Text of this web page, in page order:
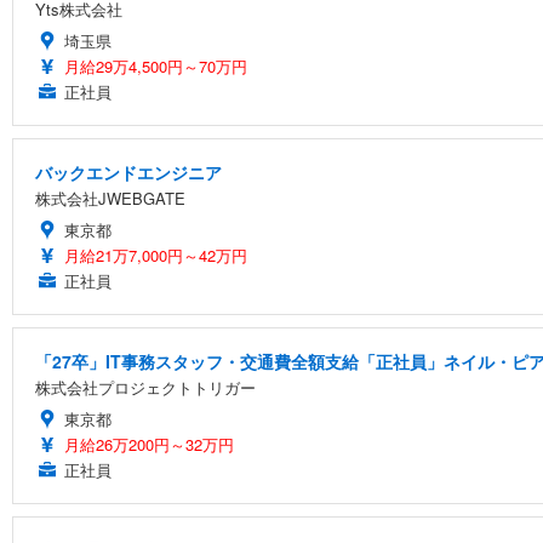
Yts株式会社
埼玉県
月給29万4,500円～70万円
正社員
バックエンドエンジニア
株式会社JWEBGATE
東京都
月給21万7,000円～42万円
正社員
「27卒」IT事務スタッフ・交通費全額支給「正社員」ネイル・ピ
株式会社プロジェクトトリガー
東京都
月給26万200円～32万円
正社員